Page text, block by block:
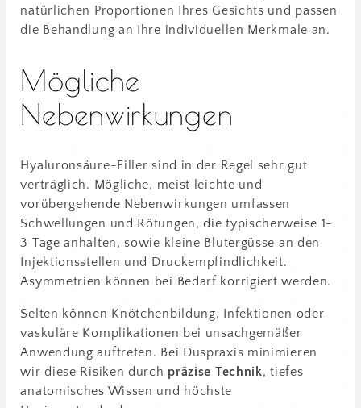
natürlichen Proportionen Ihres Gesichts und passen
die Behandlung an Ihre individuellen Merkmale an.
Mögliche
Nebenwirkungen
Hyaluronsäure-Filler sind in der Regel sehr gut
verträglich. Mögliche, meist leichte und
vorübergehende Nebenwirkungen umfassen
Schwellungen und Rötungen, die typischerweise 1-
3 Tage anhalten, sowie kleine Blutergüsse an den
Injektionsstellen und Druckempfindlichkeit.
Asymmetrien können bei Bedarf korrigiert werden.
Selten können Knötchenbildung, Infektionen oder
vaskuläre Komplikationen bei unsachgemäßer
Anwendung auftreten. Bei Duspraxis minimieren
wir diese Risiken durch präzise Technik, tiefes
anatomisches Wissen und höchste